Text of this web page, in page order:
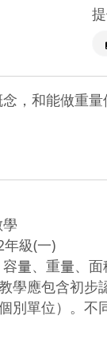
級(一)
量、重量、
學應包含初步
別單位）。不